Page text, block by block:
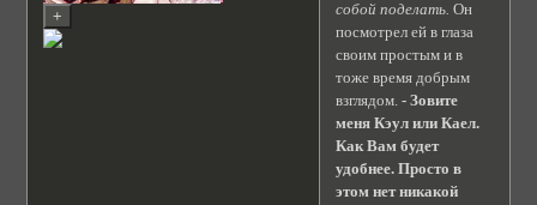
собой поделать. Он
посмотрел ей в глаза
своим простым и в
тоже время добрым
взглядом. - Зовите
меня Кэул или Каел.
Как Вам будет
удобнее. Просто в
этом нет никакой